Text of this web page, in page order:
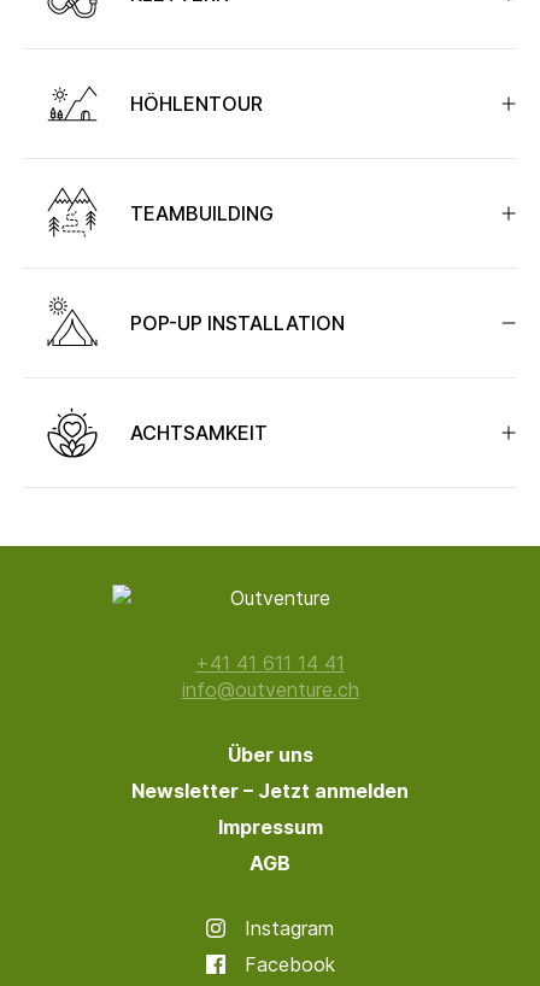
HÖHLENTOUR
TEAMBUILDING
POP-UP INSTALLATION
ACHTSAMKEIT
+41 41 611 14 41
info@outventure.ch
Über uns
Newsletter – Jetzt anmelden
Impressum
AGB
Instagram
Facebook